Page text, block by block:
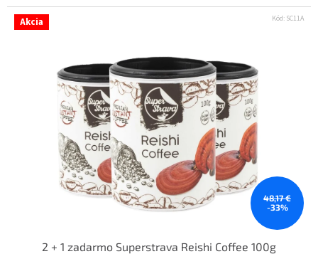
Akcia
48,17 €
-33%
2 + 1 zadarmo Superstrava Reishi Coffee 100g
Kód: SC11A